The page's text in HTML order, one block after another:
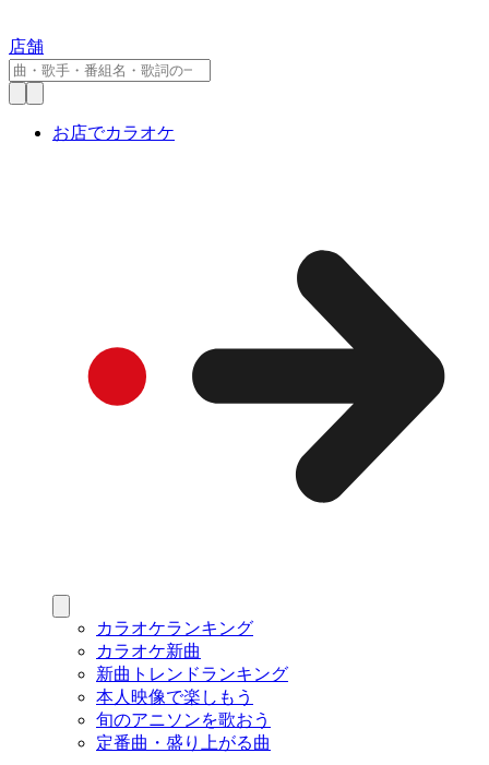
店舗
お店でカラオケ
カラオケランキング
カラオケ新曲
新曲トレンドランキング
本人映像で楽しもう
旬のアニソンを歌おう
定番曲・盛り上がる曲